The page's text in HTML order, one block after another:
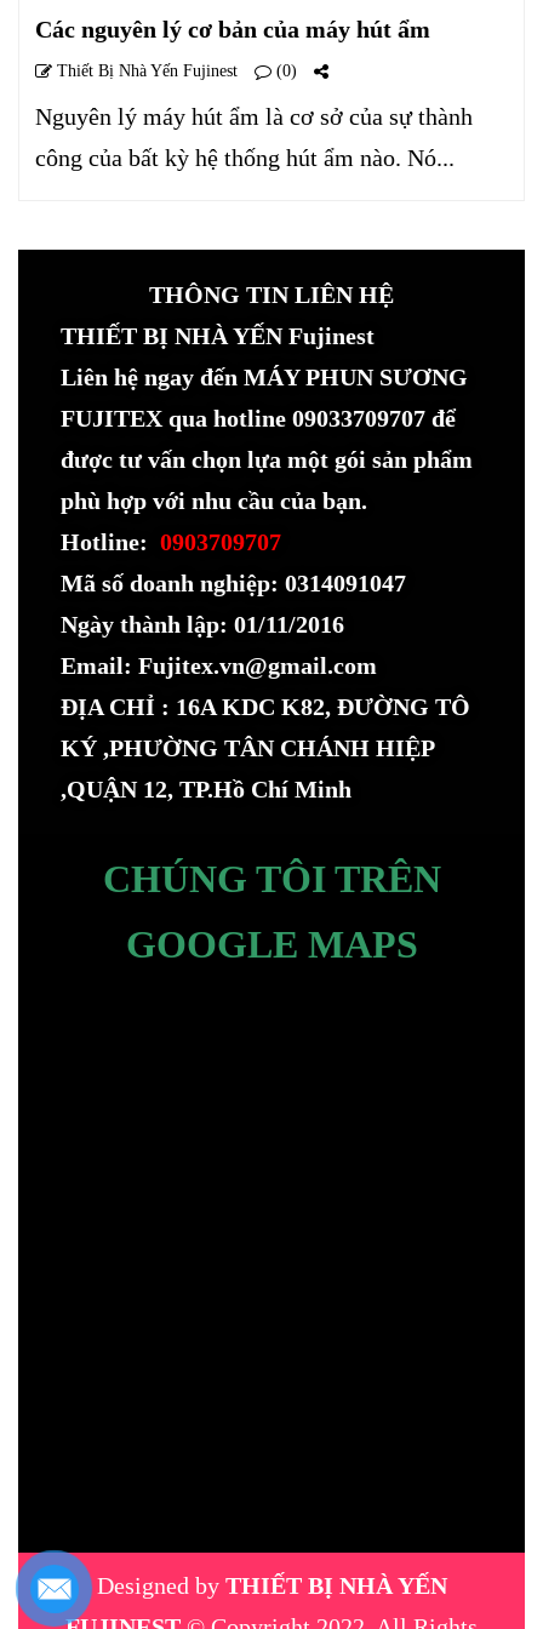
Các nguyên lý cơ bản của máy hút ẩm
Thiết Bị Nhà Yến Fujinest (0)
Nguyên lý máy hút ẩm là cơ sở của sự thành
công của bất kỳ hệ thống hút ẩm nào. Nó...
THÔNG TIN LIÊN HỆ
THIẾT BỊ NHÀ YẾN Fujinest
Liên hệ ngay đến MÁY PHUN SƯƠNG
FUJITEX qua hotline 09033709707 để
được tư vấn chọn lựa một gói sản phẩm
phù hợp với nhu cầu của bạn.
Hotline: 0903709707
Mã số doanh nghiệp: 0314091047
Ngày thành lập: 01/11/2016
Email: Fujitex.vn@gmail.com
ĐỊA CHỈ : 16A KDC K82, ĐƯỜNG TÔ
KÝ ,PHƯỜNG TÂN CHÁNH HIỆP
,QUẬN 12, TP.Hồ Chí Minh
CHÚNG TÔI TRÊN
GOOGLE MAPS
Designed by THIẾT BỊ NHÀ YẾN